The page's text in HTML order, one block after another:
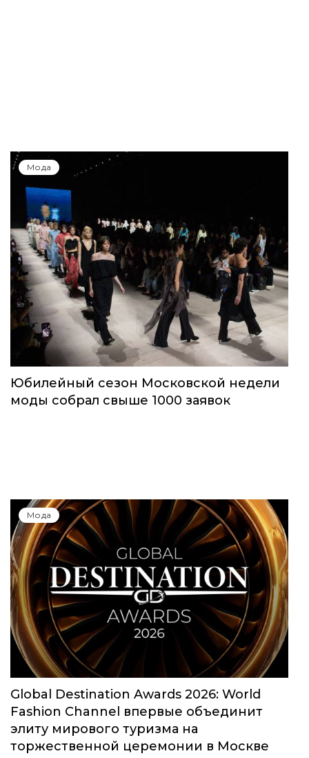
Мода
Юбилейный сезон Московской недели
моды собрал свыше 1000 заявок
Мода
Global Destination Awards 2026: World
Fashion Channel впервые объединит
элиту мирового туризма на
торжественной церемонии в Москве